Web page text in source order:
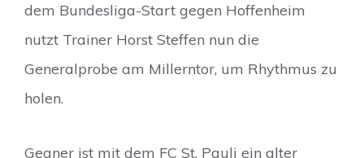
dem Bundesliga-Start gegen Hoffenheim
nutzt Trainer Horst Steffen nun die
Generalprobe am Millerntor, um Rhythmus zu
holen.
Gegner ist mit dem FC St. Pauli ein alter